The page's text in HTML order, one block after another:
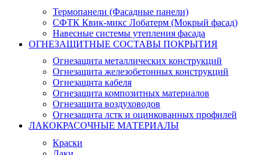
Термопанели (Фасадные панели)
СФТК Квик-микс Лобатерм (Мокрый фасад)
Навесные системы утепления фасада
ОГНЕЗАЩИТНЫЕ СОСТАВЫ ПОКРЫТИЯ
Огнезащита металлических конструкций
Огнезащита железобетонных конструкций
Огнезащита кабеля
Огнезащита композитных материалов
Огнезащита воздуховодов
Огнезащита лстк и оцинкованных профилей
ЛАКОКРАСОЧНЫЕ МАТЕРИАЛЫ
Краски